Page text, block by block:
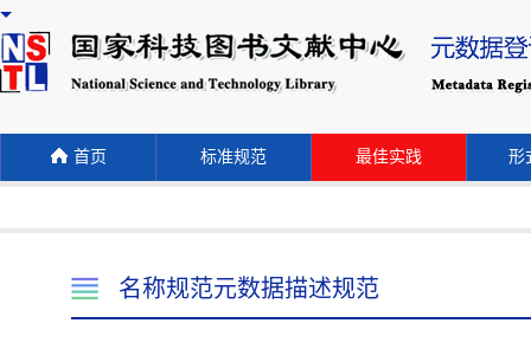
首页 标准规范 最佳实践 形
名称规范元数据描述规范